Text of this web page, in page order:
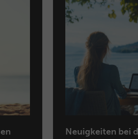
Neuigkeiten bei